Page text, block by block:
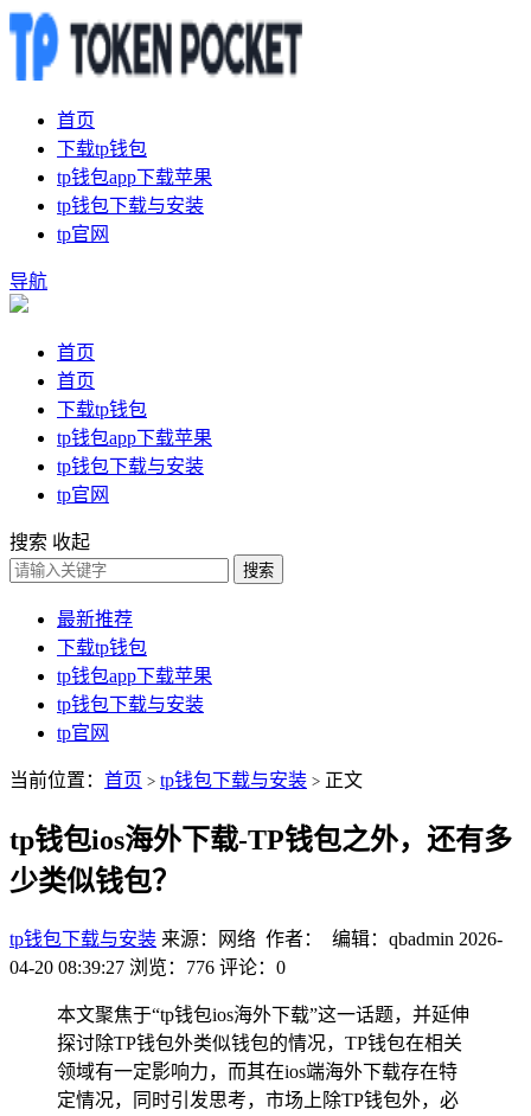
首页
下载tp钱包
tp钱包app下载苹果
tp钱包下载与安装
tp官网
导航
首页
首页
下载tp钱包
tp钱包app下载苹果
tp钱包下载与安装
tp官网
搜索 收起
搜索
最新推荐
下载tp钱包
tp钱包app下载苹果
tp钱包下载与安装
tp官网
当前位置： 首页 > tp钱包下载与安装 > 正文
tp钱包ios海外下载-TP钱包之外，还有多
少类似钱包？
tp钱包下载与安装 来源：网络 作者： 编辑：qbadmin 2026-
04-20 08:39:27 浏览：776 评论：0
本文聚焦于“tp钱包ios海外下载”这一话题，并延伸
探讨除TP钱包外类似钱包的情况，TP钱包在相关
领域有一定影响力，而其在ios端海外下载存在特
定情况，同时引发思考，市场上除TP钱包外，必